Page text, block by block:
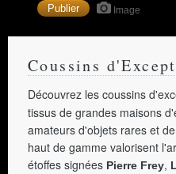
Image
Coussins
Découvrez les coussins
tissus de grandes maisons
amateurs d'objets rares et
haut de gamme valorisent
étoffes signées Pierre Frey,